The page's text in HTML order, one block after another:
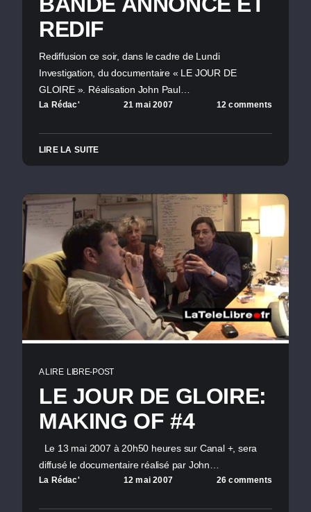
REDIF
Rediffusion ce soir, dans le cadre de Lundi
Investigation, du documentaire « LE JOUR DE
GLOIRE ». Réalisation John Paul…
La Rédac' 21 mai 2007 12 comments
LIRE LA SUITE
A LIRE LIBRE-POST
LE JOUR DE GLOIRE:
MAKING OF #4
Le 13 mai 2007 à 20h50 heures sur Canal +, sera
diffusé le documentaire réalisé par John…
La Rédac' 12 mai 2007 26 comments